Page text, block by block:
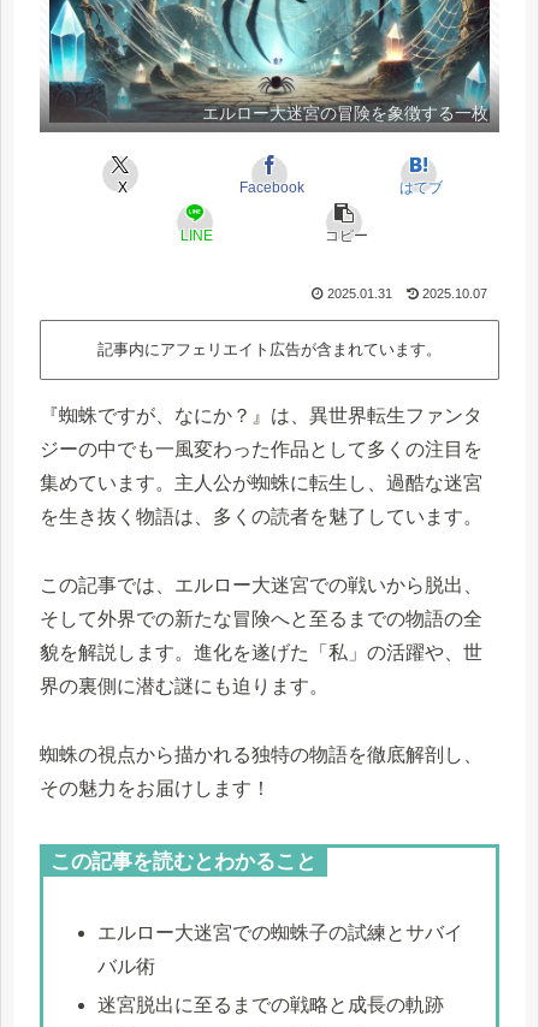
エルロー大迷宮の冒険を象徴する一枚
X Facebook はてブ
LINE コピー
2025.01.31 2025.10.07
記事内にアフェリエイト広告が含まれています。
『蜘蛛ですが、なにか？』は、異世界転生ファンタ
ジーの中でも一風変わった作品として多くの注目を
集めています。主人公が蜘蛛に転生し、過酷な迷宮
を生き抜く物語は、多くの読者を魅了しています。
この記事では、エルロー大迷宮での戦いから脱出、
そして外界での新たな冒険へと至るまでの物語の全
貌を解説します。進化を遂げた「私」の活躍や、世
界の裏側に潜む謎にも迫ります。
蜘蛛の視点から描かれる独特の物語を徹底解剖し、
その魅力をお届けします！
この記事を読むとわかること
エルロー大迷宮での蜘蛛子の試練とサバイ
バル術
迷宮脱出に至るまでの戦略と成長の軌跡